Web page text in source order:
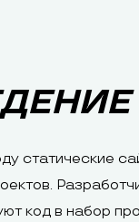
статические
код в набор